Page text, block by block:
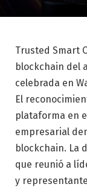
Trusted Smart
blockchain del
celebrada en
El
plataforma en
empresarial
blockchain. La
que reunió a
y